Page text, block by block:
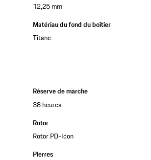
12,25 mm
Matériau du fond du boîtier
Titane
Réserve de marche
38 heures
Rotor
Rotor PD-Icon
Pierres